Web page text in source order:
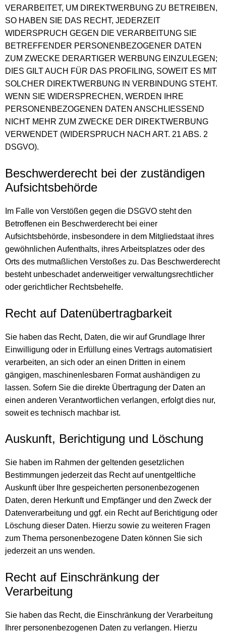
VERARBEITET, UM DIREKTWERBUNG ZU BETREIBEN,
SO HABEN SIE DAS RECHT, JEDERZEIT
WIDERSPRUCH GEGEN DIE VERARBEITUNG SIE
BETREFFENDER PERSONENBEZOGENER DATEN
ZUM ZWECKE DERARTIGER WERBUNG EINZULEGEN;
DIES GILT AUCH FÜR DAS PROFILING, SOWEIT ES MIT
SOLCHER DIREKTWERBUNG IN VERBINDUNG STEHT.
WENN SIE WIDERSPRECHEN, WERDEN IHRE
PERSONENBEZOGENEN DATEN ANSCHLIESSEND
NICHT MEHR ZUM ZWECKE DER DIREKTWERBUNG
VERWENDET (WIDERSPRUCH NACH ART. 21 ABS. 2
DSGVO).
Beschwerde­recht bei der zuständigen
Aufsichts­behörde
Im Falle von Verstößen gegen die DSGVO steht den
Betroffenen ein Beschwerderecht bei einer
Aufsichtsbehörde, insbesondere in dem Mitgliedstaat ihres
gewöhnlichen Aufenthalts, ihres Arbeitsplatzes oder des
Orts des mutmaßlichen Verstoßes zu. Das Beschwerderecht
besteht unbeschadet anderweitiger verwaltungsrechtlicher
oder gerichtlicher Rechtsbehelfe.
Recht auf Daten­übertrag­barkeit
Sie haben das Recht, Daten, die wir auf Grundlage Ihrer
Einwilligung oder in Erfüllung eines Vertrags automatisiert
verarbeiten, an sich oder an einen Dritten in einem
gängigen, maschinenlesbaren Format aushändigen zu
lassen. Sofern Sie die direkte Übertragung der Daten an
einen anderen Verantwortlichen verlangen, erfolgt dies nur,
soweit es technisch machbar ist.
Auskunft, Berichtigung und Löschung
Sie haben im Rahmen der geltenden gesetzlichen
Bestimmungen jederzeit das Recht auf unentgeltliche
Auskunft über Ihre gespeicherten personenbezogenen
Daten, deren Herkunft und Empfänger und den Zweck der
Datenverarbeitung und ggf. ein Recht auf Berichtigung oder
Löschung dieser Daten. Hierzu sowie zu weiteren Fragen
zum Thema personenbezogene Daten können Sie sich
jederzeit an uns wenden.
Recht auf Einschränkung der
Verarbeitung
Sie haben das Recht, die Einschränkung der Verarbeitung
Ihrer personenbezogenen Daten zu verlangen. Hierzu